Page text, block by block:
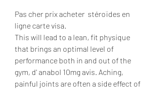
Pas cher prix acheter  stéroïdes en
ligne carte visa.
This will lead to a lean, fit physique
that brings an optimal level of
performance both in and out of the
gym, d' anabol 10mg avis. Aching,
painful joints are often a side effect of